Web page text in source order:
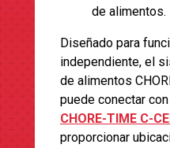
de alimentos.
Diseñado para
independiente, el
de alimentos
puede conectar
CHORE-TIME C-
proporcionar